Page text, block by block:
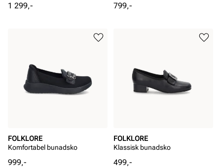
Pris
1 299,- Pris
799,-
FOLKLORE
Komfortabel bunadsko
Pris
999,-
FOLKLORE
Klassisk bunadsko
Pris
499,-